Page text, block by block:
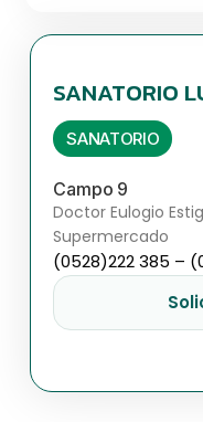
SANATORIO
SANATORIO
Campo 9
Doctor Eulogio
Supermercado
(0528)222 385 –